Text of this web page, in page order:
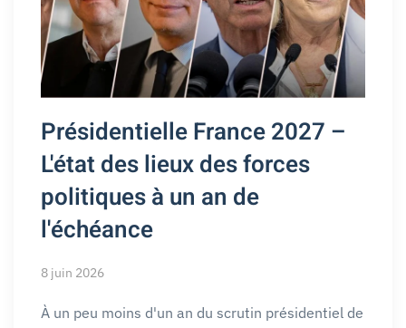
Présidentielle France 2027 –
L'état des lieux des forces
politiques à un an de
l'échéance
8 juin 2026
À un peu moins d'un an du scrutin présidentiel de